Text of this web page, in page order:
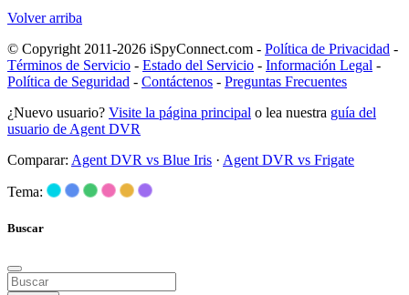
Volver arriba
© Copyright 2011-2026 iSpyConnect.com - Política de Privacidad -
Términos de Servicio - Estado del Servicio - Información Legal -
Política de Seguridad - Contáctenos - Preguntas Frecuentes
¿Nuevo usuario? Visite la página principal o lea nuestra guía del
usuario de Agent DVR
Comparar: Agent DVR vs Blue Iris · Agent DVR vs Frigate
Tema:
Buscar